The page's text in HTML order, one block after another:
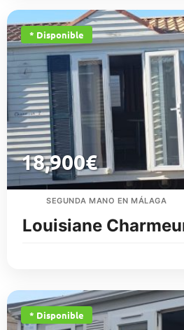
* Disponible
18,900€
SEGUNDA MANO EN MÁLAGA
Louisiane
* Disponible